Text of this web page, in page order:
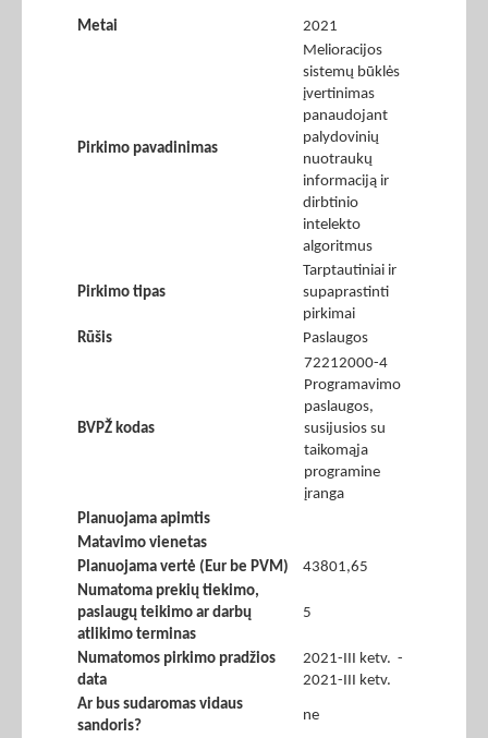
Metai 2021
Pirkimo pavadinimas
Melioracijos
sistemų būklės
įvertinimas
panaudojant
palydovinių
nuotraukų
informaciją ir
dirbtinio
intelekto
algoritmus
Pirkimo tipas
Tarptautiniai ir
supaprastinti
pirkimai
Rūšis
Paslaugos
BVPŽ kodas
72212000-4
Programavimo
paslaugos,
susijusios su
taikomąja
programine
įranga
Planuojama apimtis
Matavimo vienetas
Planuojama vertė (Eur be PVM)
43801,65
Numatoma prekių tiekimo,
paslaugų teikimo ar darbų
atlikimo terminas
5
Numatomos pirkimo pradžios
data
2021-III ketv. -
2021-III ketv.
Ar bus sudaromas vidaus
sandoris?
ne